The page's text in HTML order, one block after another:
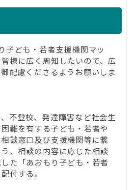
子ども・若者支援機関マッ
様に広く周知したいので、広
配慮くださるようお願いしま
不登校、発達障害など社会生
難を有する子ども・若者や
談窓口及び支援機関等に繋
、相談の内容に応じた相談
た「あおもり子ども・若者
付する。